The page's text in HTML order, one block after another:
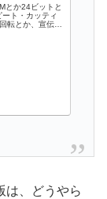
とか24ビットと
ト・カッティ
転とか、宣伝に
は、どうやら